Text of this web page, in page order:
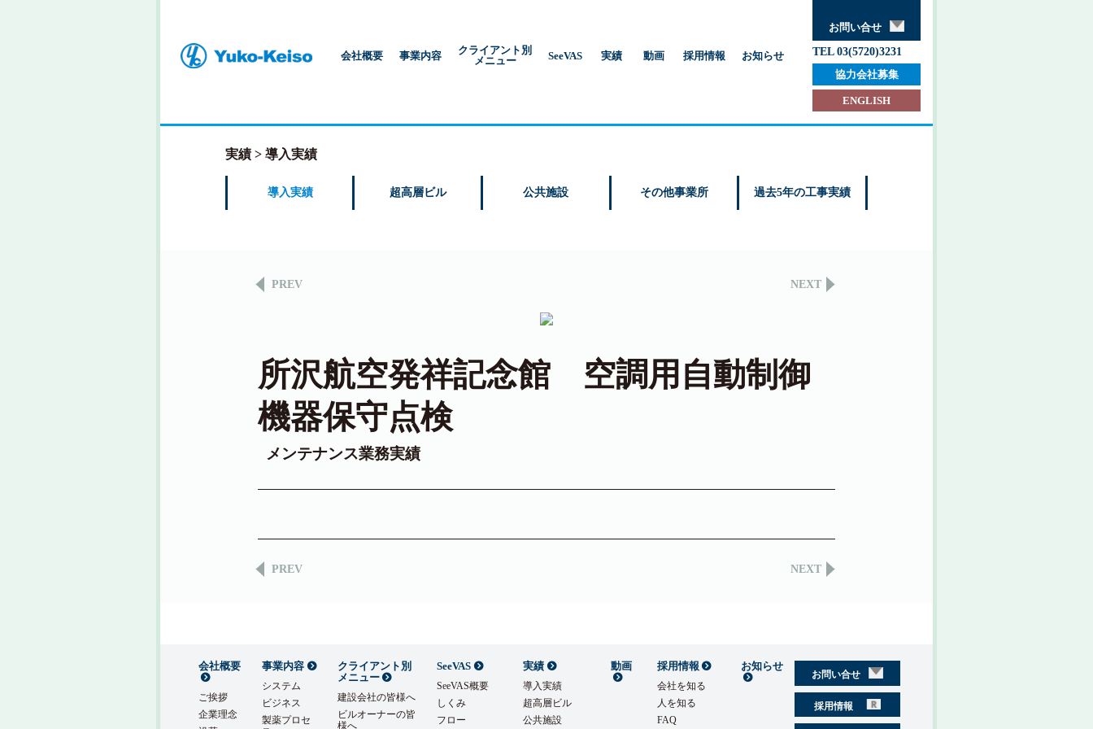
会社概要 事業内容
クライアント別
メニュー
SeeVAS 実績 動画 採用情報 お知らせ
お問い合せ
TEL 03(5720)3231
協力会社募集
ENGLISH
実績 導入実績
導入実績 超高層ビル 公共施設 その他事業所 過去5年の工事実績
PREV NEXT
所沢航空発祥記念館 空調用自動制御
機器保守点検
メンテナンス業務実績
PREV NEXT
会社概要
ご挨拶
企業理念
事業内容
システム
ビジネス
製薬プロセ
クライアント別
メニュー
建設会社の皆様へ
ビルオーナーの皆
様へ
SeeVAS
SeeVAS概要
しくみ
フロー
実績
導入実績
超高層ビル
公共施設
動画 採用情報
会社を知る
人を知る
FAQ
お知らせ
お問い合せ
採用情報